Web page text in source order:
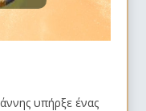
υπήρξε ένας